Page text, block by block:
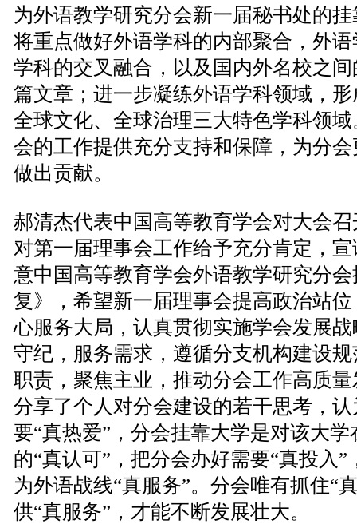
为外语教学研究分会新一届秘书处的
将重点做好外语学科的内部聚合，外
学科的交叉融合，以及国内外名校之
篇文章；进一步凝练外语学科领域，
全球文化、全球治理三大特色学科领
会的工作提供充分支持和保障，为分
做出贡献。
郝清杰代表中国高等教育学会对大会
对第一届理事会工作给予充分肯定，
意中国高等教育学会外语教学研究分
复》，希望新一届理事会提高政治站
心服务大局，认真贯彻实施学会发展
守纪，服务需求，遵循分支机构建设
职责，聚焦主业，推动分会工作高质
分享了个人对分会建设的若干思考，
要“真热爱”，分会挂靠大学是对该大学
的“真认可”，把分会办好需要“真投入”
为外语战线“真服务”。分会唯有抓住“
供“真服务”，才能不断发展壮大。